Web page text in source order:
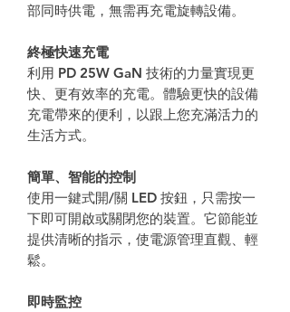
部同時供電，無需再充電旋轉設備。
終極快速充電
利用 PD 25W GaN 技術的力量實現更
快、更有效率的充電。體驗更快的設備
充電帶來的便利，以跟上您充滿活力的
生活方式。
簡單、智能的控制
使用一鍵式開/關 LED 按鈕，只需按一
下即可開啟或關閉您的裝置。它節能並
提供清晰的指示，使電源管理直觀、輕
鬆。
即時監控